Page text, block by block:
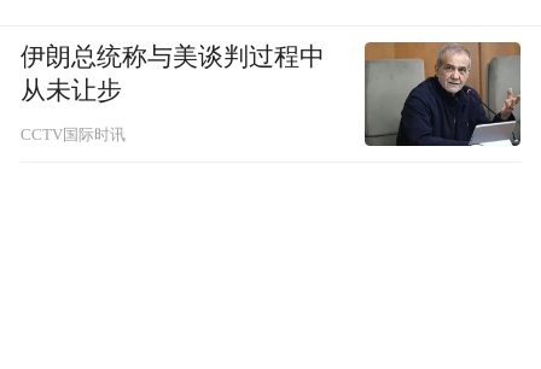
伊朗总统称与美谈判过程中
从未让步
CCTV国际时讯